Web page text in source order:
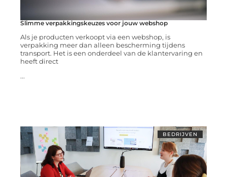
Slimme verpakkingskeuzes voor jouw webshop
Als je producten verkoopt via een webshop, is
verpakking meer dan alleen bescherming tijdens
transport. Het is een onderdeel van de klantervaring en
heeft direct
...
BEDRIJVEN